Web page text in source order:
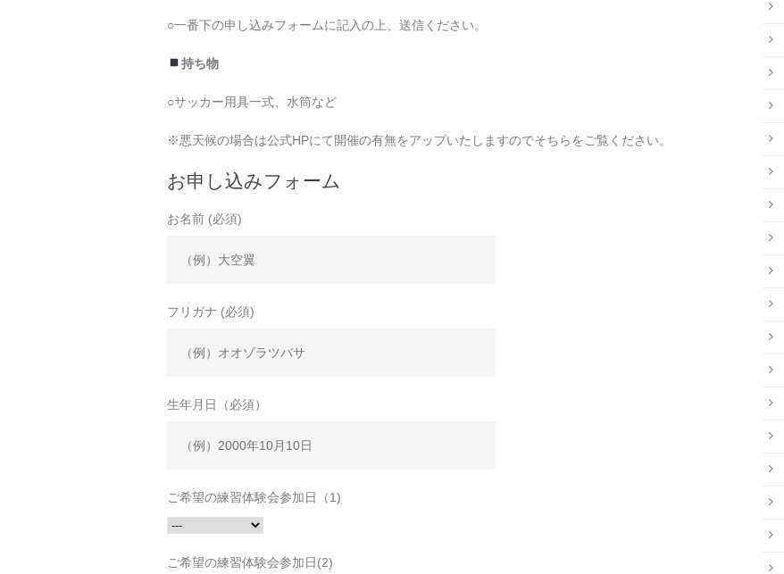
○一番下の申し込みフォームに記入の上、送信ください。
持ち物
○サッカー用具一式、水筒など
※悪天候の場合は公式HPにて開催の有無をアップいたしますのでそちらをご覧ください。
お申し込みフォーム
お名前 (必須)
フリガナ (必須)
生年月日（必須）
ご希望の練習体験会参加日（1)
ご希望の練習体験会参加日(2)